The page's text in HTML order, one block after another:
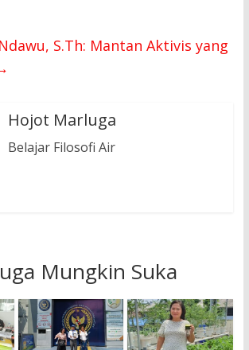
S.Th: Mantan Aktivis yang
Hojot Marluga
Belajar Filosofi Air
Mungkin Suka